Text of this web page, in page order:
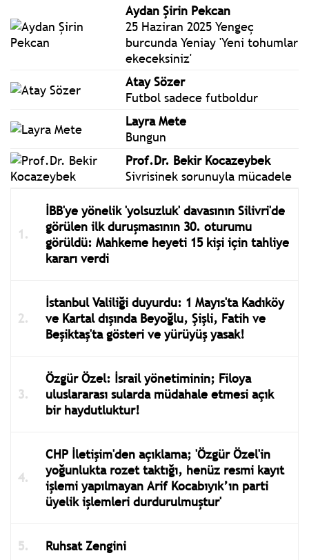
Aydan Şirin Pekcan
25 Haziran 2025 Yengeç
burcunda Yeniay 'Yeni tohumlar
ekeceksiniz'
Atay Sözer
Futbol sadece futboldur
Layra Mete
Bungun
Prof.Dr. Bekir Kocazeybek
Sivrisinek sorunuyla mücadele
İBB'ye yönelik 'yolsuzluk' davasının Silivri'de
görülen ilk duruşmasının 30. oturumu
görüldü: Mahkeme heyeti 15 kişi için tahliye
kararı verdi
İstanbul Valiliği duyurdu: 1 Mayıs'ta Kadıköy
ve Kartal dışında Beyoğlu, Şişli, Fatih ve
Beşiktaş'ta gösteri ve yürüyüş yasak!
Özgür Özel: İsrail yönetiminin; Filoya
uluslararası sularda müdahale etmesi açık
bir haydutluktur!
CHP İletişim'den açıklama; 'Özgür Özel'in
yoğunlukta rozet taktığı, henüz resmi kayıt
işlemi yapılmayan Arif Kocabıyık’ın parti
üyelik işlemleri durdurulmuştur'
Ruhsat Zengini